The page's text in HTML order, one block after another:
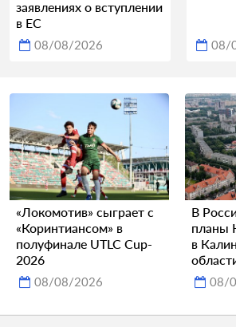
заявлениях о вступлении
в ЕС
08/08/2026 08/
«Локомотив» сыграет с
«Коринтиансом» в
полуфинале UTLC Cup-
2026
08/08/2026
В
планы
в
08/